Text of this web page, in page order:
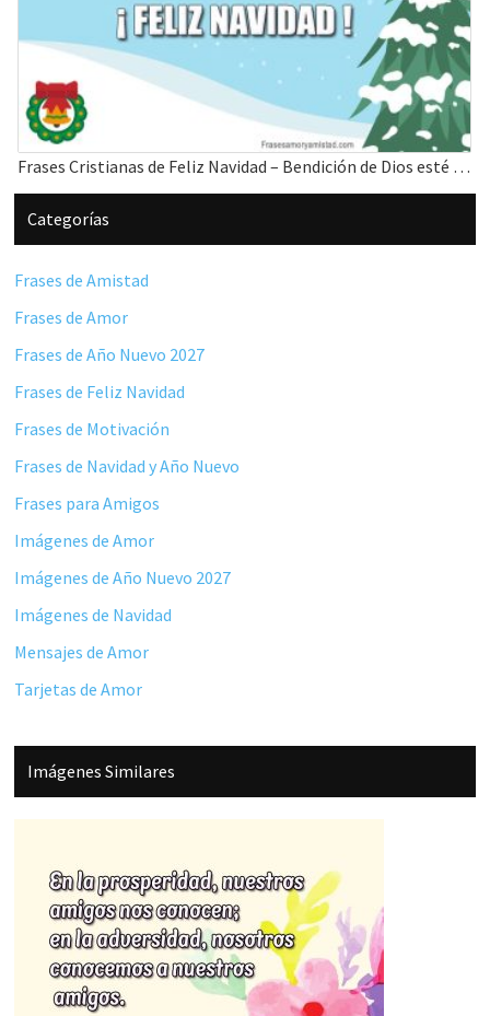
Frases Cristianas de Feliz Navidad – Bendición de Dios esté contigo
Barra
lateral
principal
Categorías
Frases de Amistad
Frases de Amor
Frases de Año Nuevo 2027
Frases de Feliz Navidad
Frases de Motivación
Frases de Navidad y Año Nuevo
Frases para Amigos
Imágenes de Amor
Imágenes de Año Nuevo 2027
Imágenes de Navidad
Mensajes de Amor
Tarjetas de Amor
Imágenes Similares